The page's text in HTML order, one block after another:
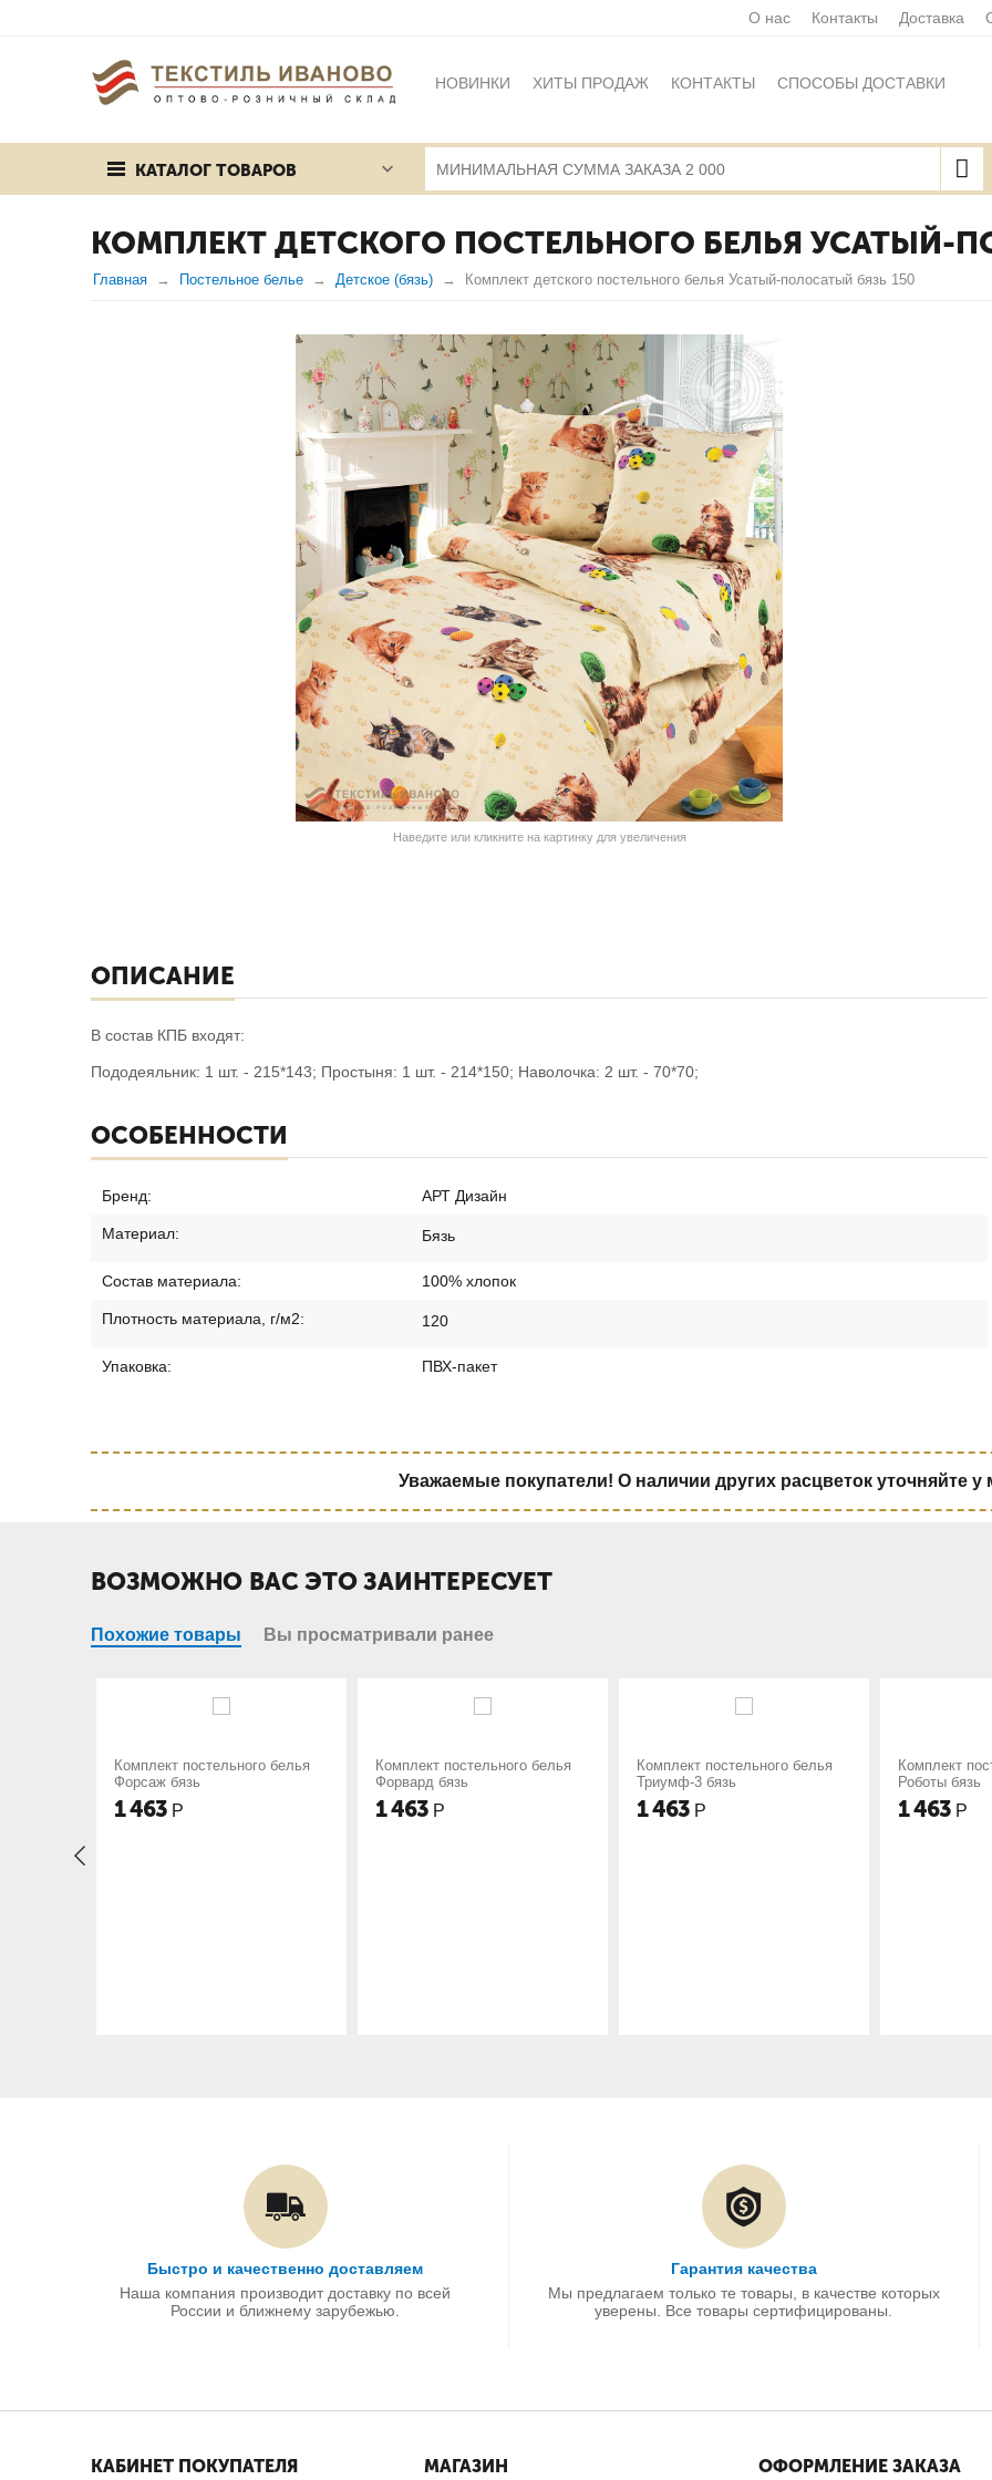
О нас Контакты Доставка
НОВИНКИ ХИТЫ ПРОДАЖ КОНТАКТЫ СПОСОБЫ ДОСТАВКИ
КАТАЛОГ ТОВАРОВ
КОМПЛЕКТ ДЕТСКОГО ПОСТЕЛЬНОГО БЕЛЬЯ УСАТЫЙ-
Главная Постельное белье Детское (бязь) Комплект детского постельного белья Усатый-полосатый бязь 150
Наведите или кликните на картинку для увеличения
ОПИСАНИЕ
В состав КПБ входят:
Пододеяльник: 1 шт. - 215*143; Простыня: 1 шт. - 214*150; Наволочка: 2 шт. - 70*70;
ОСОБЕННОСТИ
Бренд: АРТ Дизайн
Материал: Бязь
Состав материала: 100% хлопок
Плотность материала, г/м2: 120
Упаковка: ПВХ-пакет
Уважаемые покупатели! О наличии других расцветок уточняйте у
ВОЗМОЖНО ВАС ЭТО ЗАИНТЕРЕСУЕТ
Похожие товары Вы просматривали ранее
Комплект постельного белья
Форвард бязь
1 463
Комплект постельного белья
Триумф-3 бязь
1 463
Комплект постельного белья
Роботы бязь
1 463 1 463
Быстро и качественно доставляем
Наша компания производит доставку по всей
России и ближнему зарубежью.
Гарантия качества
Мы предлагаем только те товары, в качестве которых
уверены. Все товары сертифицированы.
КАБИНЕТ ПОКУПАТЕЛЯ МАГАЗИН ОФОРМЛЕНИЕ ЗАКАЗА